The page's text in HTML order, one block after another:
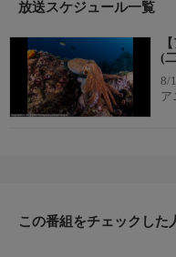
放送スケジュール一覧
(
8/
ア
この番組をチェックした